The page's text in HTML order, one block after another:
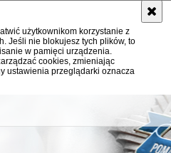
użytkownikom korzystanie z
Jeśli nie blokujesz tych plików, to
w pamięci urządzenia.
cookies, zmieniając
ustawienia przeglądarki oznacza